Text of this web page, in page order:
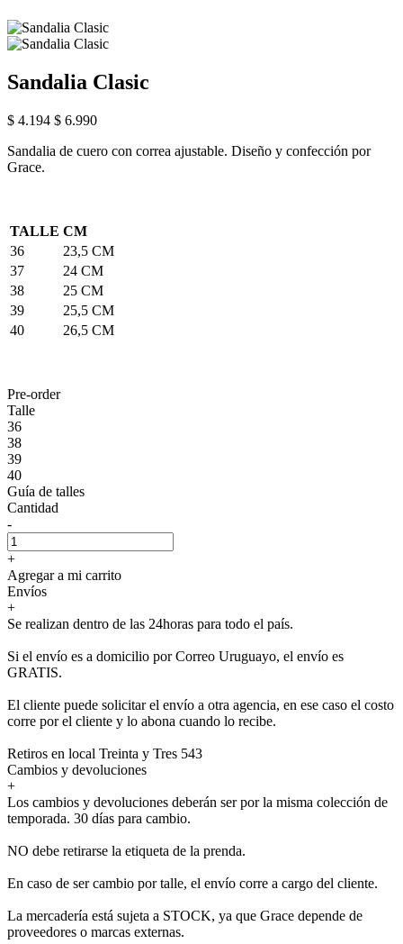
Sandalia Clasic
$ 4.194 $ 6.990
Sandalia de cuero con correa ajustable. Diseño y confección por
Grace.
TALLE CM
36
23,5 CM
37
24 CM
38
25 CM
39
25,5 CM
40
26,5 CM
Pre-order
Talle
36
38
39
40
Guía de talles
Cantidad
-
+
Agregar a mi carrito
Envíos
+
Se realizan dentro de las 24horas para todo el país.
Si el envío es a domicilio por Correo Uruguayo, el envío es
GRATIS.
El cliente puede solicitar el envío a otra agencia, en ese caso el costo
corre por el cliente y lo abona cuando lo recibe.
Retiros en local Treinta y Tres 543
Cambios y devoluciones
+
Los cambios y devoluciones deberán ser por la misma colección de
temporada. 30 días para cambio.
NO debe retirarse la etiqueta de la prenda.
En caso de ser cambio por talle, el envío corre a cargo del cliente.
La mercadería está sujeta a STOCK, ya que Grace depende de
proveedores o marcas externas.